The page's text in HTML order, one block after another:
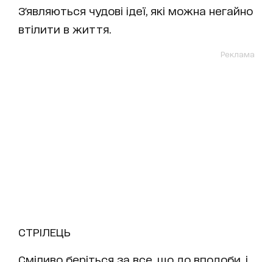
З'являються чудові ідеї, які можна негайно
втілити в життя.
Реклама
СТРІЛЕЦЬ
Сміливо беріться за все, що до вподоби, і